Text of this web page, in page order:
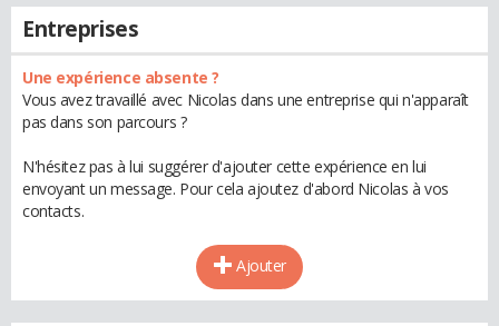
Entreprises
Une expérience absente ?
Vous avez travaillé avec Nicolas dans une entreprise qui n'apparaît
pas dans son parcours ?
N'hésitez pas à lui suggérer d'ajouter cette expérience en lui
envoyant un message. Pour cela ajoutez d'abord Nicolas à vos
contacts.
Ajouter